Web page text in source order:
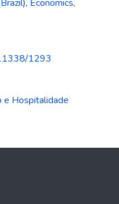
, Economics,
1293
e Hospitalidade